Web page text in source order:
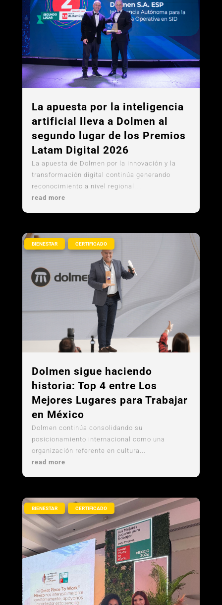
La apuesta por la inteligencia
artificial lleva a Dolmen al
segundo lugar de los Premios
Latam Digital 2026
La apuesta de Dolmen por la innovación y la
transformación digital continúa generando
reconocimiento a nivel regional....
read more
Dolmen sigue haciendo
historia: Top 4 entre Los
Mejores Lugares para Trabajar
en México
BIENESTAR CERTIFICADO
Dolmen continúa consolidando su
posicionamiento internacional como una
organización referente en cultura...
read more
BIENESTAR CERTIFICADO